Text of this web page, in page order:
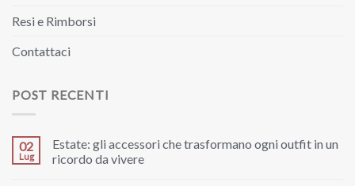
Resi e Rimborsi
Contattaci
POST RECENTI
02
Lug
Estate: gli accessori che trasformano ogni outfit in un
ricordo da vivere